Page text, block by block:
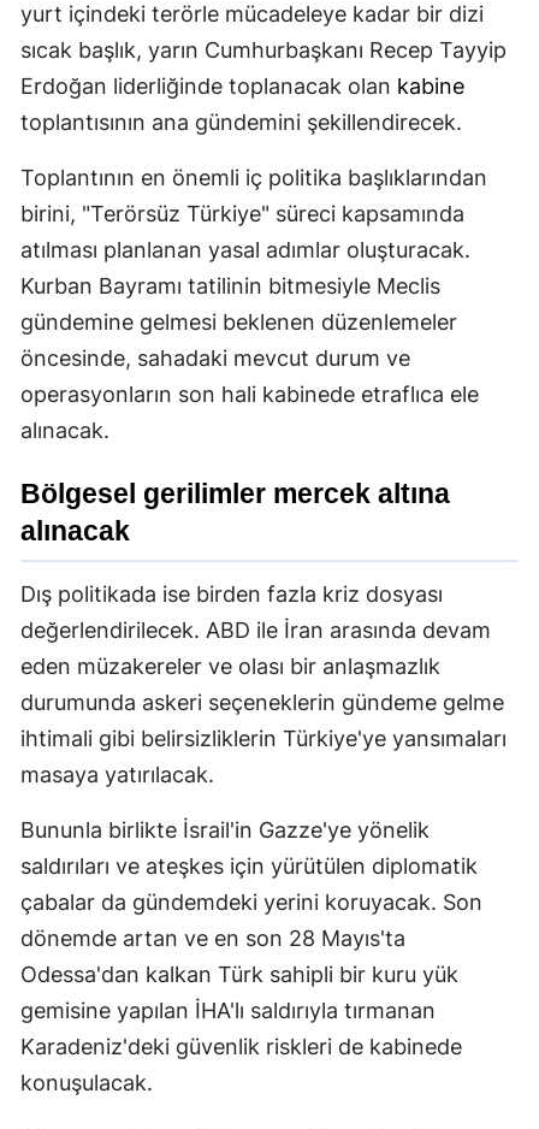
yurt içindeki terörle mücadeleye kadar bir dizi
sıcak başlık, yarın Cumhurbaşkanı Recep Tayyip
Erdoğan liderliğinde toplanacak olan kabine
toplantısının ana gündemini şekillendirecek.
Toplantının en önemli iç politika başlıklarından
birini, "Terörsüz Türkiye" süreci kapsamında
atılması planlanan yasal adımlar oluşturacak.
Kurban Bayramı tatilinin bitmesiyle Meclis
gündemine gelmesi beklenen düzenlemeler
öncesinde, sahadaki mevcut durum ve
operasyonların son hali kabinede etraflıca ele
alınacak.
Bölgesel gerilimler mercek altına
alınacak
Dış politikada ise birden fazla kriz dosyası
değerlendirilecek. ABD ile İran arasında devam
eden müzakereler ve olası bir anlaşmazlık
durumunda askeri seçeneklerin gündeme gelme
ihtimali gibi belirsizliklerin Türkiye'ye yansımaları
masaya yatırılacak.
Bununla birlikte İsrail'in Gazze'ye yönelik
saldırıları ve ateşkes için yürütülen diplomatik
çabalar da gündemdeki yerini koruyacak. Son
dönemde artan ve en son 28 Mayıs'ta
Odessa'dan kalkan Türk sahipli bir kuru yük
gemisine yapılan İHA'lı saldırıyla tırmanan
Karadeniz'deki güvenlik riskleri de kabinede
konuşulacak.